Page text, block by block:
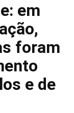
em
foram
e de